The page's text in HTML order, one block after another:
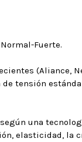
Normal-Fuerte.
(Aliance,
tensión
una
elasticidad, la